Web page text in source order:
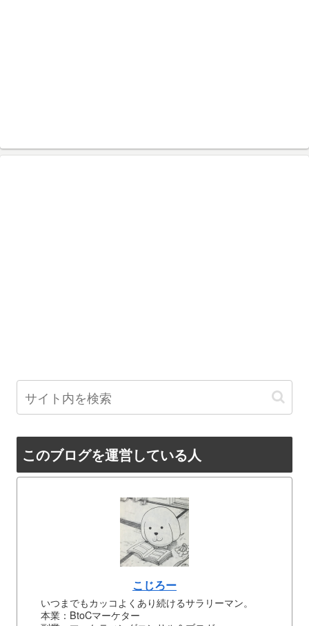
このブログを運営している人
こじろー
いつまでもカッコよくあり続けるサラリーマン。
本業：BtoCマーケター